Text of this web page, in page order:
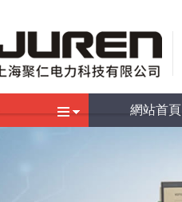
網站首頁